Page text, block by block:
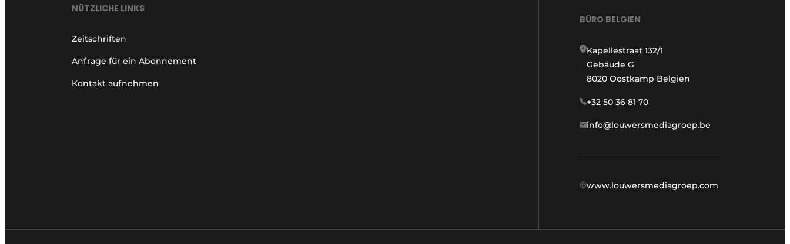
NÜTZLICHE LINKS
Zeitschriften
Anfrage für ein Abonnement
Kontakt aufnehmen
BÜRO BELGIEN
Kapellestraat 132/1
Gebäude G
8020 Oostkamp Belgien
+32 50 36 81 70
info@louwersmediagroep.be
www.louwersmediagroep.com